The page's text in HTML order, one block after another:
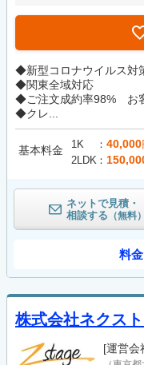
◆新型コロナウイルス対
◆関東全域対応
◆ご注文成約率98% お
◆クレ...
基本料金 1K 40,000
2LDK
ネットで見積・
相談する （無料）
料
株式会社ネクス
[運営会